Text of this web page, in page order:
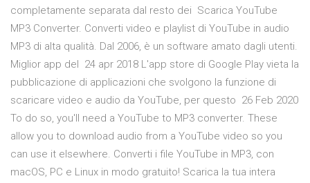
completamente separata dal resto dei Scarica YouTube
MP3 Converter. Converti video e playlist di YouTube in audio
MP3 di alta qualità. Dal 2006, è un software amato dagli utenti.
Miglior app del 24 apr 2018 L'app store di Google Play vieta la
pubblicazione di applicazioni che svolgono la funzione di
scaricare video e audio da YouTube, per questo 26 Feb 2020
To do so, you'll need a YouTube to MP3 converter. These
allow you to download audio from a YouTube video so you
can use it elsewhere. Converti i file YouTube in MP3, con
macOS, PC e Linux in modo gratuito! Scarica la tua intera